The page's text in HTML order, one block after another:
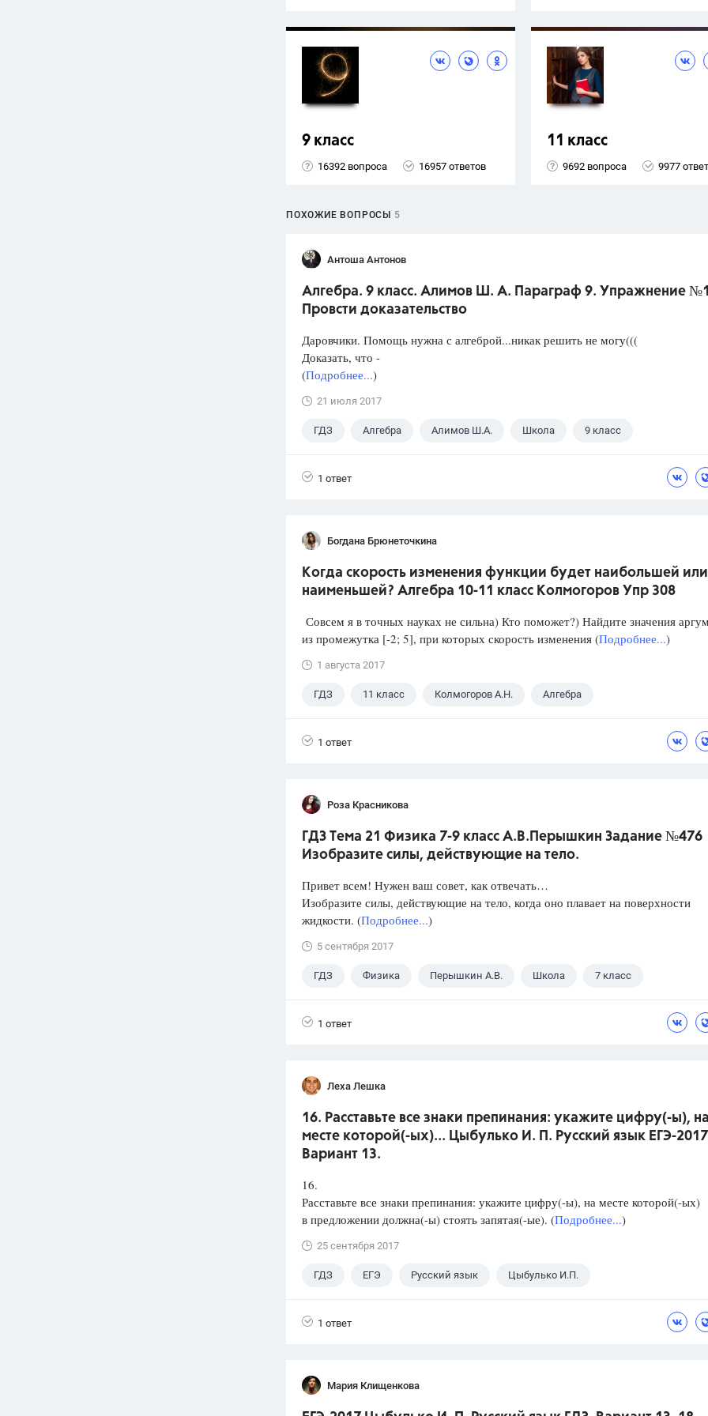
9 класс
16392 вопроса 16957 ответов
11 класс
9692 вопроса 9977
ПОХОЖИЕ ВОПРОСЫ 5
Антоша Антонов
Алгебра. 9 класс. Алимов Ш. А. Параграф 9. Упражнение
Провсти доказательство
Даровчики. Помощь нужна с алгеброй...никак решить не могу(((
Доказать, что -
(Подробнее...)
21 июля 2017
ГДЗ Алгебра Алимов Ш.А. Школа 9 класс
1 ответ
Богдана Брюнеточкина
Когда скорость изменения функции будет наибольшей или
наименьшей? Алгебра 10-11 класс Колмогоров Упр 308
Совсем я в точных науках не сильна) Кто поможет?) Найдите значения
из промежутка [-2; 5], при которых скорость изменения (Подробнее...)
1 августа 2017
ГДЗ 11 класс Колмогоров А.Н. Алгебра
1 ответ
Роза Красникова
ГДЗ Тема 21 Физика 7-9 класс А.В.Перышкин Задание №476
Изобразите силы, действующие на тело.
Привет всем! Нужен ваш совет, как отвечать…
Изобразите силы, действующие на тело, когда оно плавает на поверхности
жидкости. (Подробнее...)
5 сентября 2017
ГДЗ Физика Перышкин А.В. Школа 7 класс
1 ответ
Леха Лешка
16. Расставьте все знаки препинания: укажите цифру(-ы), на
месте которой(-ых)... Цыбулько И. П. Русский язык ЕГЭ-
Вариант 13.
16.
Расставьте все знаки препинания: укажите цифру(-ы), на месте которой(-ых)
в предложении должна(-ы) стоять запятая(-ые). (Подробнее...)
25 сентября 2017
ГДЗ ЕГЭ Русский язык Цыбулько И.П.
1 ответ
Мария Клищенкова